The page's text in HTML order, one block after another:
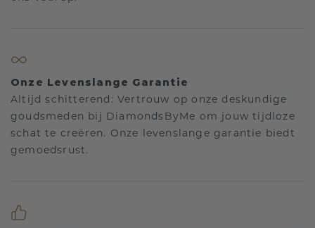
Onze Levenslange Garantie
Altijd schitterend: Vertrouw op onze deskundige
goudsmeden bij DiamondsByMe om jouw tijdloze
schat te creëren. Onze levenslange garantie biedt
gemoedsrust.